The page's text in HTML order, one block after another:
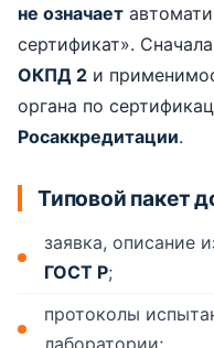
не означает
сертификат».
ОКПД 2 и
органа по
Росаккредитации.
Типовой пакет
заявка, описание
ГОСТ Р;
протоколы
лаборатории;